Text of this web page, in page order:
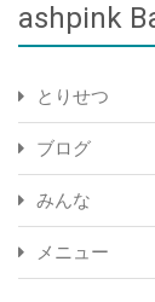
ashpink
とりせつ
ブログ
みんな
メニュー